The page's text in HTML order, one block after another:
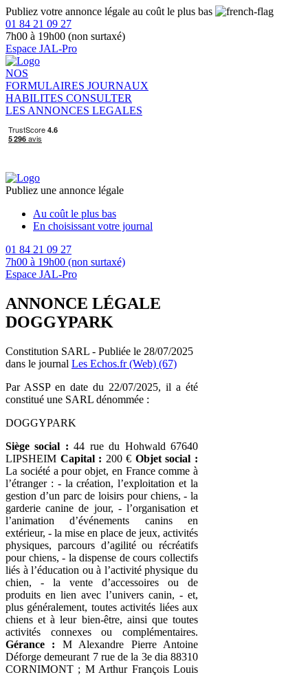
Publiez votre annonce légale au coût le plus bas
01 84 21 09 27
7h00 à 19h00 (non surtaxé)
Espace JAL-Pro
NOS
FORMULAIRES JOURNAUX
HABILITES CONSULTER
LES ANNONCES LEGALES
Publiez une annonce légale
Au coût le plus bas
En choisissant votre journal
01 84 21 09 27
7h00 à 19h00 (non surtaxé)
Espace JAL-Pro
ANNONCE LÉGALE
DOGGYPARK
Constitution SARL - Publiée le 28/07/2025
dans le journal Les Echos.fr (Web) (67)
Par ASSP en date du 22/07/2025, il a été
constitué une SARL dénommée :
DOGGYPARK
Siège social : 44 rue du Hohwald 67640
LIPSHEIM Capital : 200 € Objet social :
La société a pour objet, en France comme à
l’étranger : - la création, l’exploitation et la
gestion d’un parc de loisirs pour chiens, - la
garderie canine de jour, - l’organisation et
l’animation d’événements canins en
extérieur, - la mise en place de jeux, activités
physiques, parcours d’agilité ou récréatifs
pour chiens, - la dispense de cours collectifs
liés à l’éducation ou à l’activité physique du
chien, - la vente d’accessoires ou de
produits en lien avec l’univers canin, - et,
plus généralement, toutes activités liées aux
chiens et à leur bien-être, ainsi que toutes
activités connexes ou complémentaires.
Gérance : M Alexandre Pierre Antoine
Déforge demeurant 7 rue de la 3e dia 88310
CORNIMONT ; M Arthur François Louis